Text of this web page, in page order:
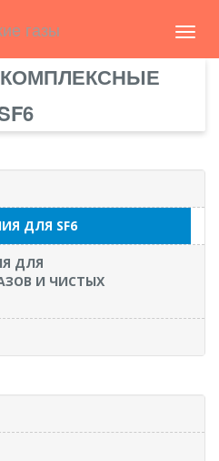
газы
КОМПЛЕКСНЫЕ
ДЛЯ SF6
ДЛЯ
И ЧИСТЫХ
english